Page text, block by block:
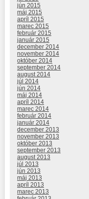
jún 2015
máj 2015
apríl 2015
marec 2015
február 2015
január 2015
december 2014
november 2014
október 2014
september 2014
august 2014
júl 2014
jún 2014
máj 2014
apríl 2014
marec 2014
február 2014
január 2014
december 2013
november 2013
október 2013
september 2013
august 2013
júl 2013
jún 2013
máj 2013
apríl 2013
marec 2013